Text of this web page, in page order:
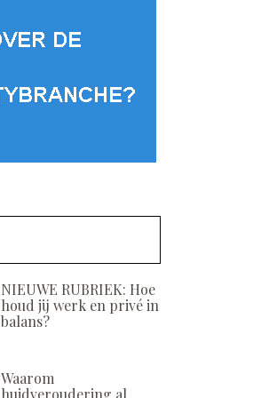
NIEUWE RUBRIEK: Hoe
houd jij werk en privé in
balans?
Waarom
huidveroudering al